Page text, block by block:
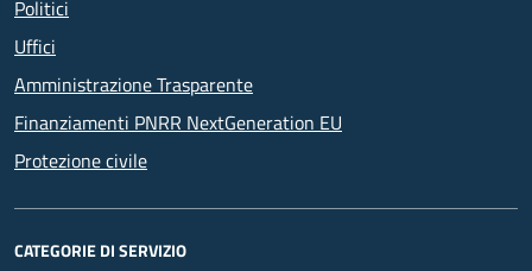
Politici
Uffici
Amministrazione Trasparente
Finanziamenti PNRR NextGeneration EU
Protezione civile
CATEGORIE DI SERVIZIO